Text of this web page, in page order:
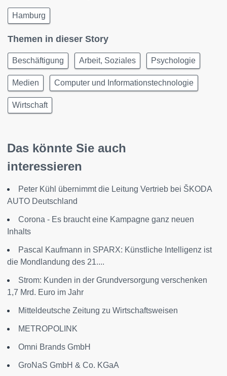
Hamburg
Themen in dieser Story
Beschäftigung Arbeit, Soziales Psychologie
Medien Computer und Informationstechnologie
Wirtschaft
Das könnte Sie auch
interessieren
Peter Kühl übernimmt die Leitung Vertrieb bei ŠKODA
AUTO Deutschland
Corona - Es braucht eine Kampagne ganz neuen
Inhalts
Pascal Kaufmann in SPARX: Künstliche Intelligenz ist
die Mondlandung des 21....
Strom: Kunden in der Grundversorgung verschenken
1,7 Mrd. Euro im Jahr
Mitteldeutsche Zeitung zu Wirtschaftsweisen
METROPOLINK
Omni Brands GmbH
GroNaS GmbH & Co. KGaA